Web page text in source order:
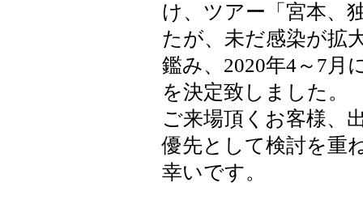
け、ツアー「宮本、
たが、未だ感染が拡
鑑み、2020年4～7月
を決定致しました。
ご来場頂くお客様、
優先として検討を重
幸いです。